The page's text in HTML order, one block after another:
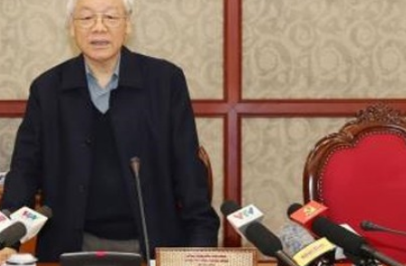
mới
tạo | Kỳ 3: Hội nhập
quốc tế bằng bản lĩnh
Việt Nam
hòa bình thể
quyết định